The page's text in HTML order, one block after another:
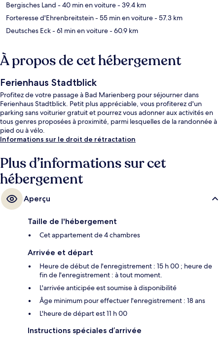
Bergisches Land - 40 min en voiture- 39.4 km
Forteresse d'Ehrenbreitstein- 55 min en voiture- 57.3 km
Deutsches Eck- 61 min en voiture- 60.9 km
À propos de cet hébergement
Ferienhaus Stadtblick
Profitez de votre passage à Bad Marienberg pour séjourner dans
Ferienhaus Stadtblick. Petit plus appréciable, vous profiterez d'un
parking sans voiturier gratuit et pourrez vous adonner aux activités en
tous genres proposées à proximité, parmi lesquelles de la randonnée à
pied ou à vélo.
Informations sur le droit de rétractation
Plus d’informations sur cet
hébergement
Aperçu
Taille de l'hébergement
Cet appartement de 4 chambres
Arrivée et départ
Heure de début de l'enregistrement : 15 h 00 ; heure de
fin de l'enregistrement : à tout moment.
L'arrivée anticipée est soumise à disponibilité
Âge minimum pour effectuer l'enregistrement : 18 ans
L'heure de départ est 11 h 00
Instructions spéciales d’arrivée